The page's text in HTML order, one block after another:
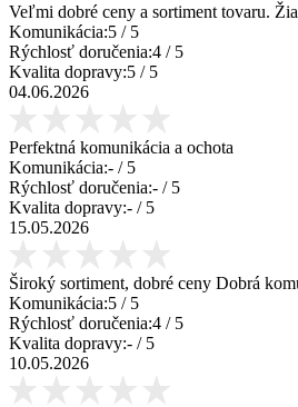
Veľmi dobré ceny a sortiment tovaru.
Komunikácia:5 / 5
Rýchlosť doručenia:4 / 5
Kvalita dopravy:5 / 5
04.06.2026
Perfektná komunikácia a ochota
Komunikácia:- / 5
Rýchlosť doručenia:- / 5
Kvalita dopravy:- / 5
15.05.2026
Široký sortiment, dobré ceny Dobrá
Komunikácia:5 / 5
Rýchlosť doručenia:4 / 5
Kvalita dopravy:- / 5
10.05.2026